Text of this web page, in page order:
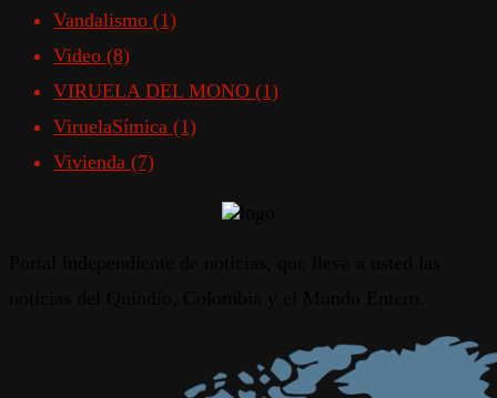
Vandalismo (1)
Video (8)
VIRUELA DEL MONO (1)
ViruelaSímica (1)
Vivienda (7)